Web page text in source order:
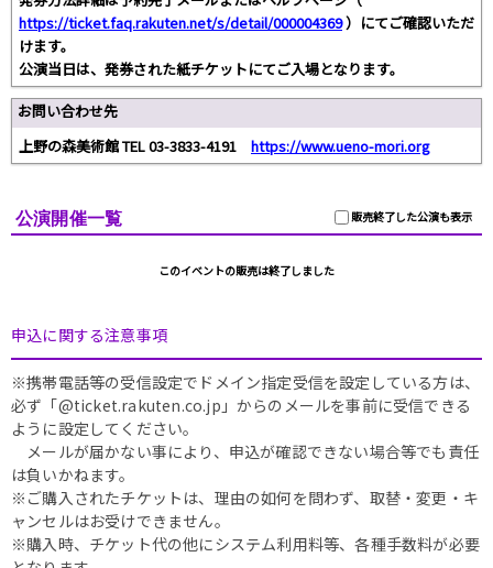
https://ticket.faq.rakuten.net/s/detail/000004369）にてご確認いただ
けます。
公演当日は、発券された紙チケットにてご入場となります。
お問い合わせ先
上野の森美術館 TEL 03-3833-4191 https://www.ueno-mori.org
販売終了した公演も表示
公演開催一覧
このイベントの販売は終了しました
申込に関する注意事項
※携帯電話等の受信設定でドメイン指定受信を設定している方は、
必ず「@ticket.rakuten.co.jp」からのメールを事前に受信できる
ように設定してください。
メールが届かない事により、申込が確認できない場合等でも責任
は負いかねます。
※ご購入されたチケットは、理由の如何を問わず、取替・変更・キ
ャンセルはお受けできません。
※購入時、チケット代の他にシステム利用料等、各種手数料が必要